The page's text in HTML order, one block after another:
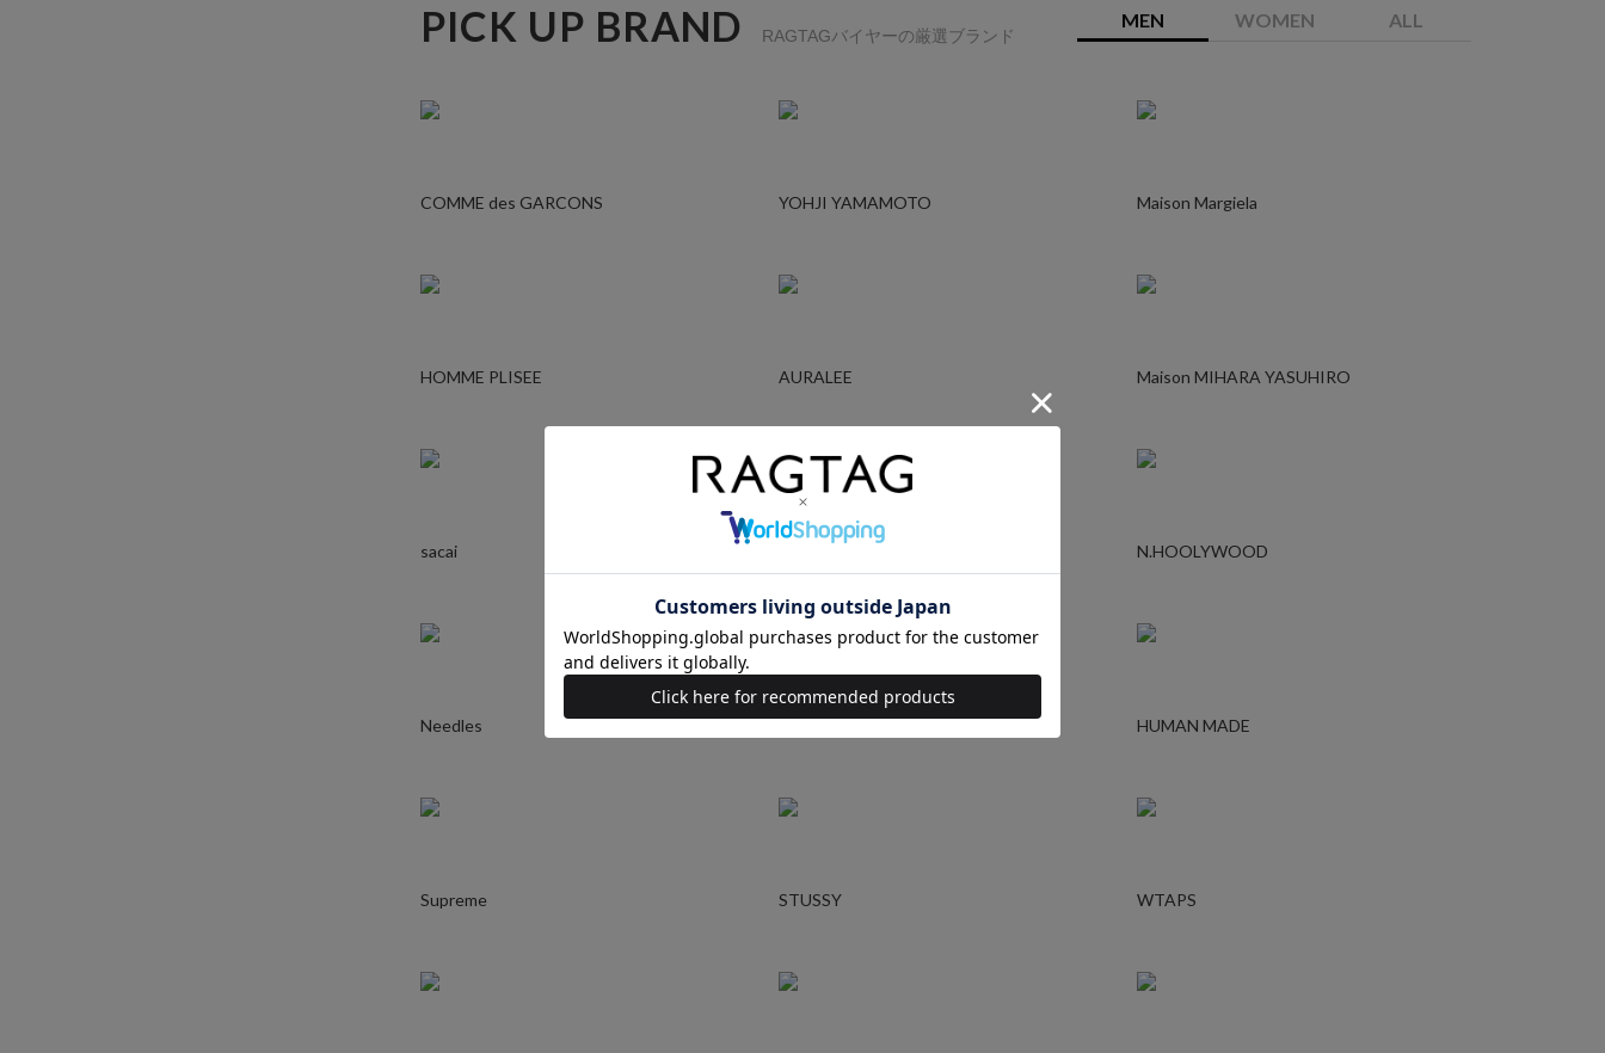
PICK UP BRAND RAGTAGバイヤーの厳選ブランド
MEN WOMEN ALL
COMME des GARCONS YOHJI YAMAMOTO Maison Margiela
HOMME PLISEE AURALEE Maison MIHARA YASUHIRO
sacai N.HOOLYWOOD
Needles Ralph Lauren HUMAN MADE
Supreme STUSSY WTAPS